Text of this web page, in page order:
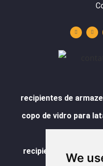
We
u
t
u
b
n
k
e
d
recipientes de
copo de vidro para
recipientes de vidro